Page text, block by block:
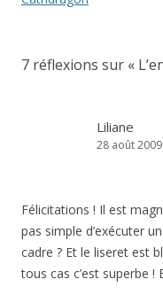
7 réflexions sur «
Liliane
28 août
Félicitations ! Il est
pas simple d’exécuter
cadre ? Et le liseret est
tous cas c’est superbe !